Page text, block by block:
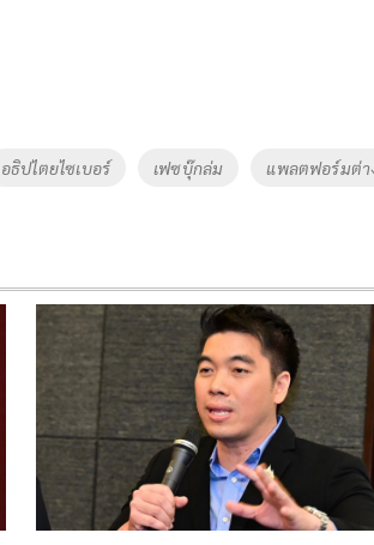
อธิปไตยไซเบอร์ เฟซบุ๊กล่ม แพลตฟอร์มต่า